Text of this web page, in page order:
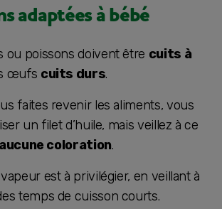
adaptées à bébé
ou poissons doivent être cuits à
œufs cuits durs.
faites revenir les aliments, vous
un filet d’huile, mais veillez à ce
aucune coloration.
est à privilégier, en veillant à
temps de cuisson courts.